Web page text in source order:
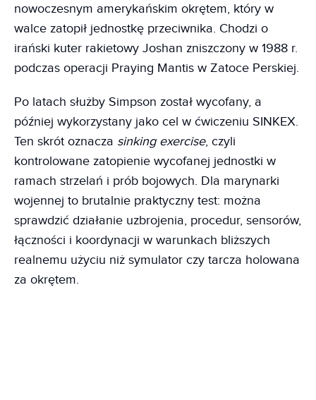
nowoczesnym amerykańskim okrętem, który w
walce zatopił jednostkę przeciwnika. Chodzi o
irański kuter rakietowy Joshan zniszczony w 1988 r.
podczas operacji Praying Mantis w Zatoce Perskiej.
Po latach służby Simpson został wycofany, a
później wykorzystany jako cel w ćwiczeniu SINKEX.
Ten skrót oznacza sinking exercise, czyli
kontrolowane zatopienie wycofanej jednostki w
ramach strzelań i prób bojowych. Dla marynarki
wojennej to brutalnie praktyczny test: można
sprawdzić działanie uzbrojenia, procedur, sensorów,
łączności i koordynacji w warunkach bliższych
realnemu użyciu niż symulator czy tarcza holowana
za okrętem.